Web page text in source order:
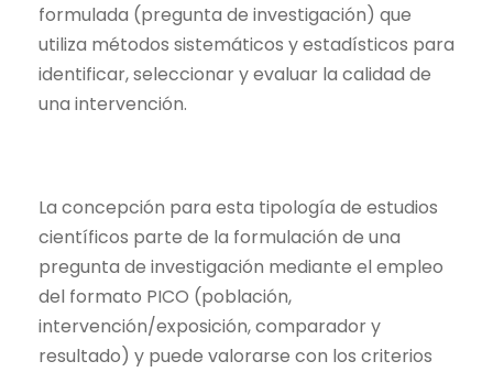
formulada (pregunta de investigación) que
utiliza métodos sistemáticos y estadísticos para
identificar, seleccionar y evaluar la calidad de
una intervención.
La concepción para esta tipología de estudios
científicos parte de la formulación de una
pregunta de investigación mediante el empleo
del formato PICO (población,
intervención/exposición, comparador y
resultado) y puede valorarse con los criterios